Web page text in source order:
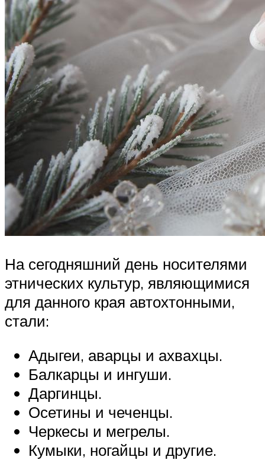
На сегодняшний день носителями
этнических культур, являющимися
для данного края автохтонными,
стали:
Адыгеи, аварцы и ахвахцы.
Балкарцы и ингуши.
Даргинцы.
Осетины и чеченцы.
Черкесы и мегрелы.
Кумыки, ногайцы и другие.